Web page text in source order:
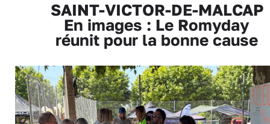
SAINT-VICTOR-DE-MALCAP
En images : Le Romyday
réunit pour la bonne cause